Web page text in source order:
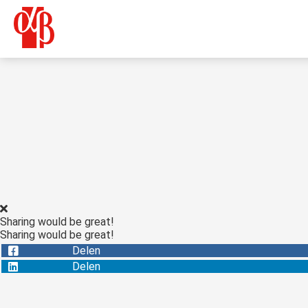
Sharing would be great!
Sharing would be great!
Delen
Delen